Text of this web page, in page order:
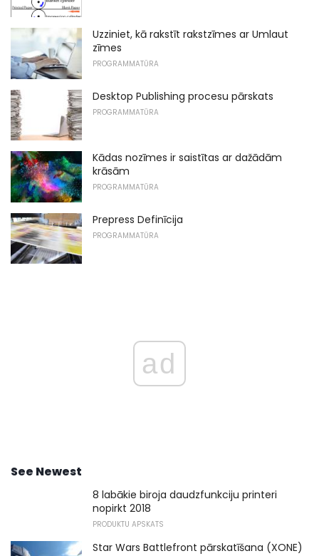
Uzziniet, kā rakstīt rakstzīmes ar Umlaut
zīmes
PROGRAMMATŪRA
Desktop Publishing procesu pārskats
PROGRAMMATŪRA
Kādas nozīmes ir saistītas ar dažādām
krāsām
PROGRAMMATŪRA
Prepress Definīcija
PROGRAMMATŪRA
ad
See Newest
8 labākie biroja daudzfunkciju printeri
nopirkt 2018
PRODUKTU APSKATS
Star Wars Battlefront pārskatīšana (XONE)